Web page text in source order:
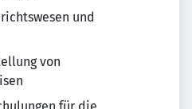
und
von